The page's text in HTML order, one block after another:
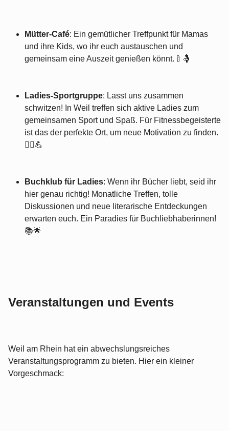
Mütter-Café: Ein gemütlicher Treffpunkt für Mamas
und ihre Kids, wo ihr euch austauschen und
gemeinsam eine Auszeit genießen könnt.🍼🤱
Ladies-Sportgruppe: Lasst uns zusammen
schwitzen! In Weil treffen sich aktive Ladies zum
gemeinsamen Sport und Spaß. Für Fitnessbegeisterte
ist das der perfekte Ort, um neue Motivation zu finden.
🏃‍♀️💪
Buchklub für Ladies: Wenn ihr Bücher liebt, seid ihr
hier genau richtig! Monatliche Treffen, tolle
Diskussionen und neue literarische Entdeckungen
erwarten euch. Ein Paradies für Buchliebhaberinnen!
📚🌟
Veranstaltungen und Events
Weil am Rhein hat ein abwechslungsreiches
Veranstaltungsprogramm zu bieten. Hier ein kleiner
Vorgeschmack: